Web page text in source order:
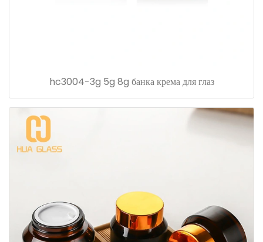
hc3004-3g 5g 8g банка крема для глаз